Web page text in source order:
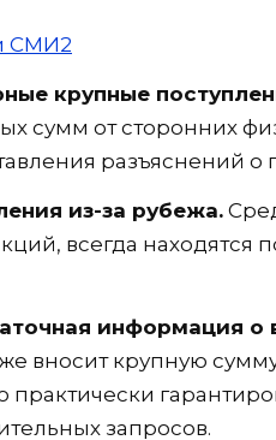
СМИ2
крупные
сумм от сторонних
разъяснений о
из-за рубежа.
всегда
информация о
же вносит крупную
практически
запросов.